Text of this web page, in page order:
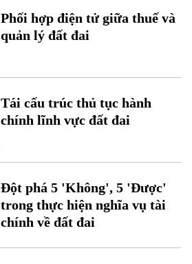
Phối hợp điện tử giữa thuế và
quản lý đất đai
Tái cấu trúc thủ tục hành
chính lĩnh vực đất đai
Đột phá 5 'Không', 5 'Được'
trong thực hiện nghĩa vụ tài
chính về đất đai